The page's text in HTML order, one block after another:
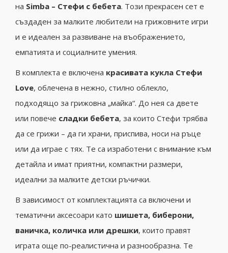
на Simba – Стефи с бебета. Този прекрасен сет е
създаден за малките любители на грижовните игри
и е идеален за развиване на въображението,
емпатията и социалните умения.
В комплекта е включена красивата кукла Стефи
Love, облечена в нежно, стилно облекло,
подходящо за грижовна „майка“. До нея са двете
или повече сладки бебета, за които Стефи трябва
да се грижи – да ги храни, приспива, носи на ръце
или да играе с тях. Те са изработени с внимание към
детайла и имат приятни, компактни размери,
идеални за малките детски ръчички.
В зависимост от комплектацията са включени и
тематични аксесоари като шишета, биберони,
ваничка, количка или дрешки, които правят
играта още по-реалистична и разнообразна. Те